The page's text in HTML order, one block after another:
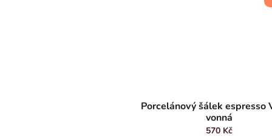
Porcelánový šálek espresso
vonná
570 Kč